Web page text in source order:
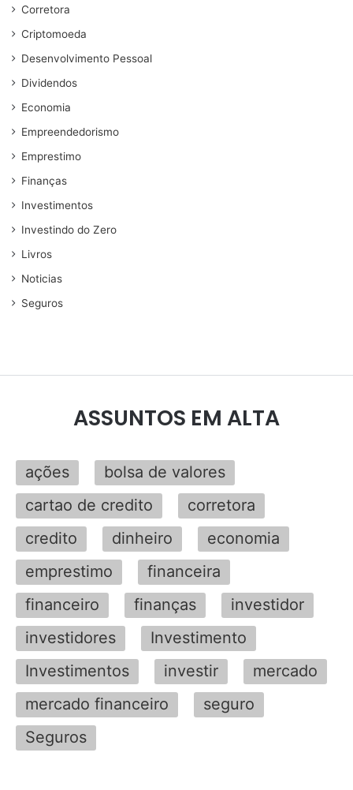
Corretora
Criptomoeda
Desenvolvimento Pessoal
Dividendos
Economia
Empreendedorismo
Emprestimo
Finanças
Investimentos
Investindo do Zero
Livros
Noticias
Seguros
ASSUNTOS EM ALTA
ações
bolsa de valores
cartao de credito
corretora
credito
dinheiro
economia
emprestimo
financeira
financeiro
finanças
investidor
investidores
Investimento
Investimentos
investir
mercado
mercado financeiro
seguro
Seguros